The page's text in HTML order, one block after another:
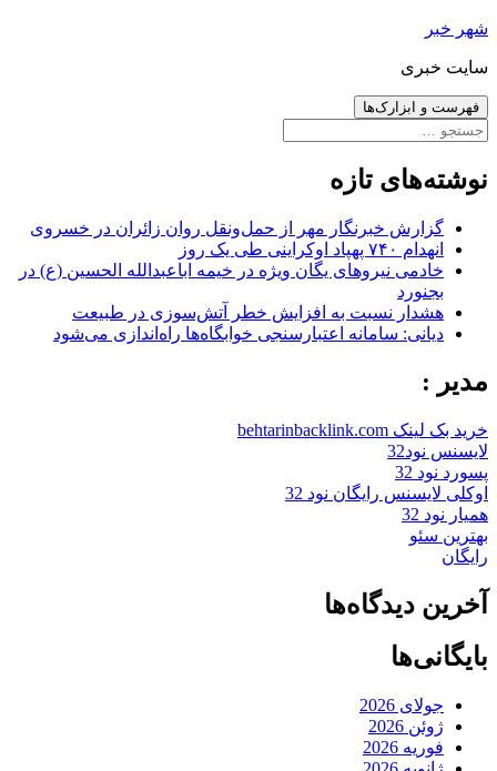
رفتن
نوشته‌ها
شهر خبر
سایت خبری
فهرست و ابزارک‌ها
جستجو
نوشته‌های تازه
گزارش خبرنگار مهر از حمل‌ونقل روان زائران در خسروی
انهدام ۷۴۰ پهپاد اوکراینی طی یک روز
خادمی نیروهای یگان ویژه در خیمه اباعبدالله الحسین (ع) در
بجنورد
هشدار نسبت به افزایش خطر آتش‌سوزی در طبیعت
دیانی: سامانه اعتبارسنجی خوابگاه‌ها راه‌اندازی می‌شود
مدیر :
خرید بک لینک behtarinbacklink.com
لایسنس نود32
پسورد نود 32
اوکلی لایسنس رایگان نود 32
همیار نود 32
بهترین سئو
رایگان
آخرین دیدگاه‌ها
بایگانی‌ها
جولای 2026
ژوئن 2026
فوریه 2026